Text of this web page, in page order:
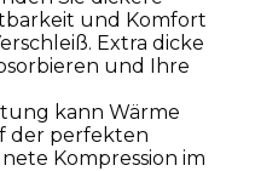
und Komfort
Extra dicke
und Ihre
kann Wärme
der perfekten
Kompression im